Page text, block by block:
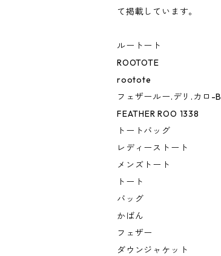
て掲載しています。
ルートート
ROOTOTE
rootote
フェザールー.デリ.カロ-B
FEATHER ROO 1338
トートバッグ
レディーストート
メンズトート
トート
バッグ
かばん
フェザー
ダウンジャケット